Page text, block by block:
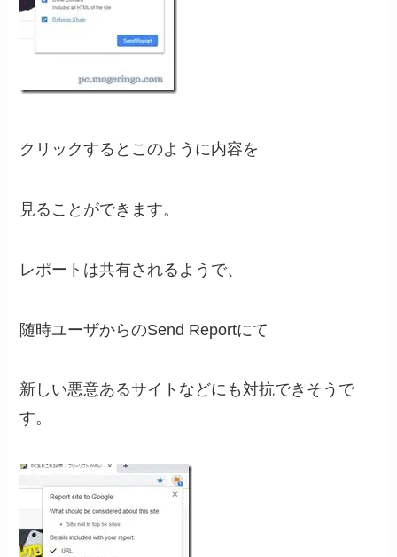
クリックするとこのように内容を
見ることができます。
レポートは共有されるようで、
随時ユーザからのSend Reportにて
新しい悪意あるサイトなどにも対抗できそうで
す。